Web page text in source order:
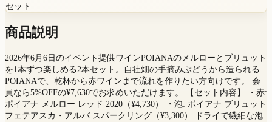
セット
商品説明
2026年6月6日のイベント提供ワインPOIANAのメルローとブリュット
を1本ずつ楽しめる2本セット。自社畑の手摘みぶどうから造られる
POIANAで、乾杯から赤ワインまで流れを作りたい方向けです。 会
員なら5%OFFの¥7,630でお求めいただけます。 【セット内容】 ・赤:
ポイアナ メルロー レッド 2020（¥4,730） ・泡: ポイアナ ブリュット
フェテアスカ・アルバ スパークリング（¥3,300） ドライで繊細な泡